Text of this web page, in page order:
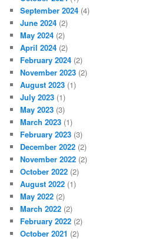
September 2024 (4)
June 2024 (2)
May 2024 (2)
April 2024 (2)
February 2024 (2)
November 2023 (2)
August 2023 (1)
July 2023 (1)
May 2023 (3)
March 2023 (1)
February 2023 (3)
December 2022 (2)
November 2022 (2)
October 2022 (2)
August 2022 (1)
May 2022 (2)
March 2022 (2)
February 2022 (2)
October 2021 (2)